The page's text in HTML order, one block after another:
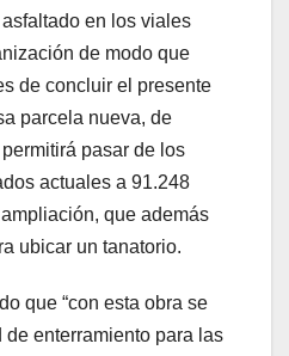
en los viales
de modo que
de concluir el presente
parcela nueva, de
pasar de los
actuales a 91.248
que además
ubicar un tanatorio.
que “con esta obra se
enterramiento para las